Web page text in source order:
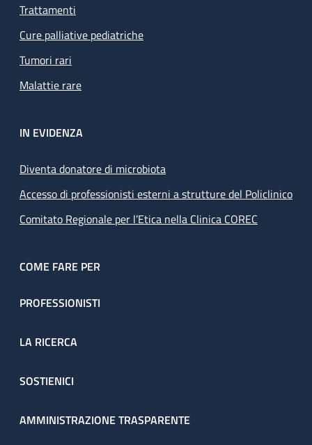
Trattamenti
Cure palliative pediatriche
Tumori rari
Malattie rare
IN EVIDENZA
Diventa donatore di microbiota
Accesso di professionisti esterni a strutture del Policlinico
Comitato Regionale per l’Etica nella Clinica COREC
COME FARE PER
PROFESSIONISTI
LA RICERCA
SOSTIENICI
AMMINISTRAZIONE TRASPARENTE